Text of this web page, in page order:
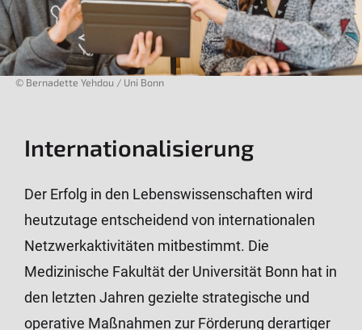
Internationalisierung
Der Erfolg in den Lebenswissenschaften wird
heutzutage entscheidend von internationalen
Netzwerkaktivitäten mitbestimmt. Die
Medizinische Fakultät der Universität Bonn hat in
den letzten Jahren gezielte strategische und
operative Maßnahmen zur Förderung derartiger
© Bernadette Yehdou / Uni Bonn